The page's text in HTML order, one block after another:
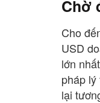
Chờ
Cho
USD
lớn
pháp
lại